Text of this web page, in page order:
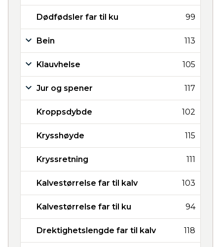
Dødfødsler far til ku 99
Bein 113
Klauvhelse 105
Jur og spener 117
Kroppsdybde 102
Krysshøyde 115
Kryssretning 111
Kalvestørrelse far til kalv 103
Kalvestørrelse far til ku 94
Drektighetslengde far til kalv 118